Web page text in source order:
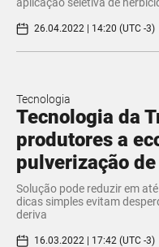
26.04.2022 | 14:20 (UTC -3)
Tecnologia
Tecnologia da
produtores a
pulverização
Solução pode reduzir em
dicas simples evitam
deriva
16.03.2022 | 17:42 (UTC -3)